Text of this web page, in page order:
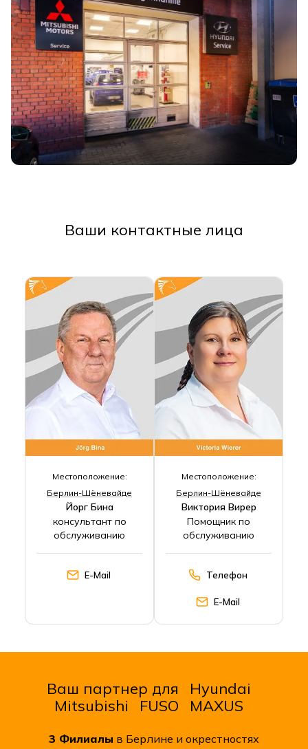
Ваши контактные лица
Местоположение:
Берлин-Шёневайде
Йорг Бина
консультант по
обслуживанию
E-Mail
Местоположение:
Берлин-Шёневайде
Виктория Вирер
Помощник по
обслуживанию
Телефон
E-Mail
Ваш партнер для
Hyundai
Mitsubishi
FUSO MAXUS
3 Филиалы в Берлине и окрестностях